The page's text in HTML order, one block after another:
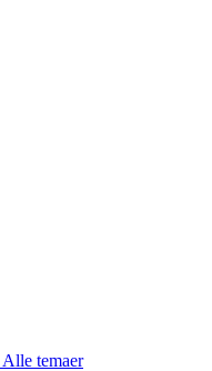
Alle temaer